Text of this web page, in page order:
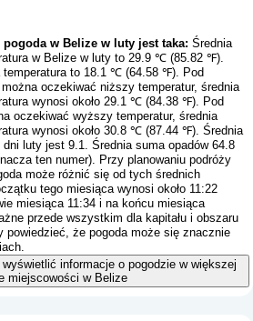
pogoda w Belize w luty jest taka: Średnia
w Belize w luty to 29.9 ℃ (85.82 ℉).
temperatura to 18.1 ℃ (64.58 ℉). Pod
oczekiwać niższy temperatur, średnia
wynosi około 29.1 ℃ (84.38 ℉). Pod
oczekiwać wyższy temperatur, średnia
wynosi około 30.8 ℃ (87.44 ℉). Średnia
dni luty jest 9.1. Średnia suma opadów 64.8
ten numer). Przy planowaniu podróży
może różnić się od tych średnich
tego miesiąca wynosi około 11:22
miesiąca 11:34 i na końcu miesiąca
przede wszystkim dla kapitału i obszaru
powiedzieć, że pogoda może się znacznie
informacje o pogodzie w większej
miejscowości w Belize